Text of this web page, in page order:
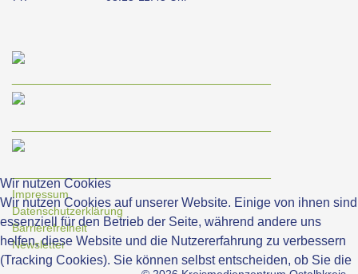
Impressum
Datenschutzerklärung
Barrierefreiheit
Newsletter
Wir nutzen Cookies
Wir nutzen Cookies auf unserer Website. Einige von ihnen sind
essenziell für den Betrieb der Seite, während andere uns
helfen, diese Website und die Nutzererfahrung zu verbessern
(Tracking Cookies). Sie können selbst entscheiden, ob Sie die